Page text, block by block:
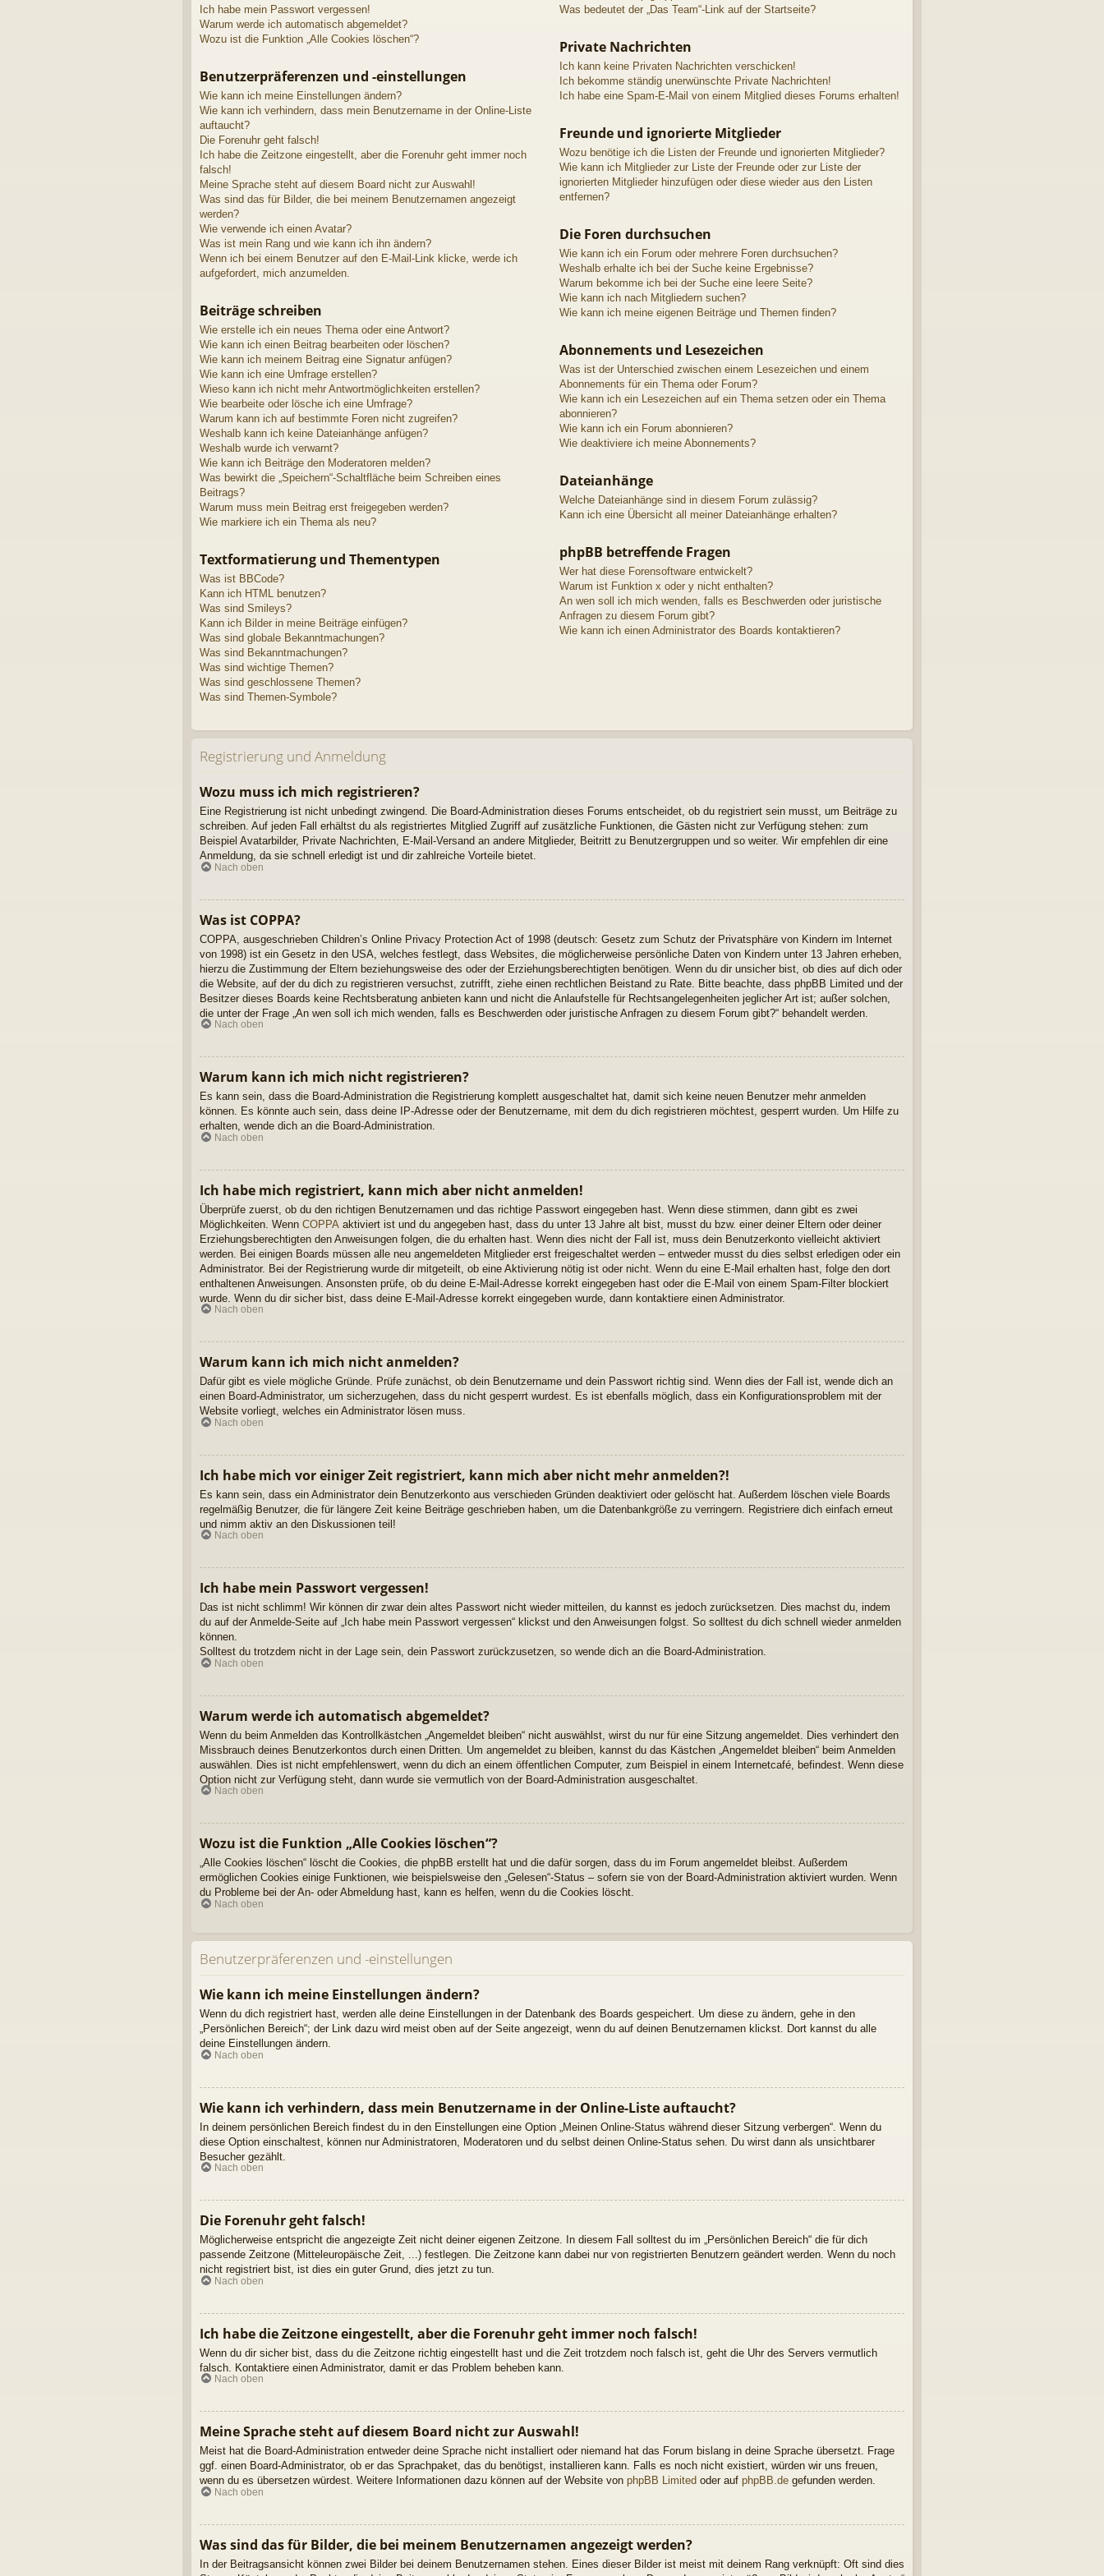
Ich habe mein Passwort vergessen!
Warum werde ich automatisch abgemeldet?
Wozu ist die Funktion „Alle Cookies löschen“?
Benutzerpräferenzen und -einstellungen
Wie kann ich meine Einstellungen ändern?
Wie kann ich verhindern, dass mein Benutzername in der Online-Liste
auftaucht?
Die Forenuhr geht falsch!
Ich habe die Zeitzone eingestellt, aber die Forenuhr geht immer noch
falsch!
Meine Sprache steht auf diesem Board nicht zur Auswahl!
Was sind das für Bilder, die bei meinem Benutzernamen angezeigt
werden?
Wie verwende ich einen Avatar?
Was ist mein Rang und wie kann ich ihn ändern?
Wenn ich bei einem Benutzer auf den E-Mail-Link klicke, werde ich
aufgefordert, mich anzumelden.
Beiträge schreiben
Wie erstelle ich ein neues Thema oder eine Antwort?
Wie kann ich einen Beitrag bearbeiten oder löschen?
Wie kann ich meinem Beitrag eine Signatur anfügen?
Wie kann ich eine Umfrage erstellen?
Wieso kann ich nicht mehr Antwortmöglichkeiten erstellen?
Wie bearbeite oder lösche ich eine Umfrage?
Warum kann ich auf bestimmte Foren nicht zugreifen?
Weshalb kann ich keine Dateianhänge anfügen?
Weshalb wurde ich verwarnt?
Wie kann ich Beiträge den Moderatoren melden?
Was bewirkt die „Speichern“-Schaltfläche beim Schreiben eines
Beitrags?
Warum muss mein Beitrag erst freigegeben werden?
Wie markiere ich ein Thema als neu?
Textformatierung und Thementypen
Was ist BBCode?
Kann ich HTML benutzen?
Was sind Smileys?
Kann ich Bilder in meine Beiträge einfügen?
Was sind globale Bekanntmachungen?
Was sind Bekanntmachungen?
Was sind wichtige Themen?
Was sind geschlossene Themen?
Was sind Themen-Symbole?
Was bedeutet der „Das Team“-Link auf der Startseite?
Private Nachrichten
Ich kann keine Privaten Nachrichten verschicken!
Ich bekomme ständig unerwünschte Private Nachrichten!
Ich habe eine Spam-E-Mail von einem Mitglied dieses Forums erhalten!
Freunde und ignorierte Mitglieder
Wozu benötige ich die Listen der Freunde und ignorierten Mitglieder?
Wie kann ich Mitglieder zur Liste der Freunde oder zur Liste der
ignorierten Mitglieder hinzufügen oder diese wieder aus den Listen
entfernen?
Die Foren durchsuchen
Wie kann ich ein Forum oder mehrere Foren durchsuchen?
Weshalb erhalte ich bei der Suche keine Ergebnisse?
Warum bekomme ich bei der Suche eine leere Seite?
Wie kann ich nach Mitgliedern suchen?
Wie kann ich meine eigenen Beiträge und Themen finden?
Abonnements und Lesezeichen
Was ist der Unterschied zwischen einem Lesezeichen und einem
Abonnements für ein Thema oder Forum?
Wie kann ich ein Lesezeichen auf ein Thema setzen oder ein Thema
abonnieren?
Wie kann ich ein Forum abonnieren?
Wie deaktiviere ich meine Abonnements?
Dateianhänge
Welche Dateianhänge sind in diesem Forum zulässig?
Kann ich eine Übersicht all meiner Dateianhänge erhalten?
phpBB betreffende Fragen
Wer hat diese Forensoftware entwickelt?
Warum ist Funktion x oder y nicht enthalten?
An wen soll ich mich wenden, falls es Beschwerden oder juristische
Anfragen zu diesem Forum gibt?
Wie kann ich einen Administrator des Boards kontaktieren?
Registrierung und Anmeldung
Wozu muss ich mich registrieren?
Eine Registrierung ist nicht unbedingt zwingend. Die Board-Administration dieses Forums entscheidet, ob du registriert sein musst, um Beiträge zu
schreiben. Auf jeden Fall erhältst du als registriertes Mitglied Zugriff auf zusätzliche Funktionen, die Gästen nicht zur Verfügung stehen: zum
Beispiel Avatarbilder, Private Nachrichten, E-Mail-Versand an andere Mitglieder, Beitritt zu Benutzergruppen und so weiter. Wir empfehlen dir eine
Anmeldung, da sie schnell erledigt ist und dir zahlreiche Vorteile bietet.
Nach oben
Was ist COPPA?
COPPA, ausgeschrieben Children’s Online Privacy Protection Act of 1998 (deutsch: Gesetz zum Schutz der Privatsphäre von Kindern im Internet
von 1998) ist ein Gesetz in den USA, welches festlegt, dass Websites, die möglicherweise persönliche Daten von Kindern unter 13 Jahren erheben,
hierzu die Zustimmung der Eltern beziehungsweise des oder der Erziehungsberechtigten benötigen. Wenn du dir unsicher bist, ob dies auf dich oder
die Website, auf der du dich zu registrieren versuchst, zutrifft, ziehe einen rechtlichen Beistand zu Rate. Bitte beachte, dass phpBB Limited und der
Besitzer dieses Boards keine Rechtsberatung anbieten kann und nicht die Anlaufstelle für Rechtsangelegenheiten jeglicher Art ist; außer solchen,
die unter der Frage „An wen soll ich mich wenden, falls es Beschwerden oder juristische Anfragen zu diesem Forum gibt?“ behandelt werden.
Nach oben
Warum kann ich mich nicht registrieren?
Es kann sein, dass die Board-Administration die Registrierung komplett ausgeschaltet hat, damit sich keine neuen Benutzer mehr anmelden
können. Es könnte auch sein, dass deine IP-Adresse oder der Benutzername, mit dem du dich registrieren möchtest, gesperrt wurden. Um Hilfe zu
erhalten, wende dich an die Board-Administration.
Nach oben
Ich habe mich registriert, kann mich aber nicht anmelden!
Überprüfe zuerst, ob du den richtigen Benutzernamen und das richtige Passwort eingegeben hast. Wenn diese stimmen, dann gibt es zwei
Möglichkeiten. Wenn COPPA aktiviert ist und du angegeben hast, dass du unter 13 Jahre alt bist, musst du bzw. einer deiner Eltern oder deiner
Erziehungsberechtigten den Anweisungen folgen, die du erhalten hast. Wenn dies nicht der Fall ist, muss dein Benutzerkonto vielleicht aktiviert
werden. Bei einigen Boards müssen alle neu angemeldeten Mitglieder erst freigeschaltet werden – entweder musst du dies selbst erledigen oder ein
Administrator. Bei der Registrierung wurde dir mitgeteilt, ob eine Aktivierung nötig ist oder nicht. Wenn du eine E-Mail erhalten hast, folge den dort
enthaltenen Anweisungen. Ansonsten prüfe, ob du deine E-Mail-Adresse korrekt eingegeben hast oder die E-Mail von einem Spam-Filter blockiert
wurde. Wenn du dir sicher bist, dass deine E-Mail-Adresse korrekt eingegeben wurde, dann kontaktiere einen Administrator.
Nach oben
Warum kann ich mich nicht anmelden?
Dafür gibt es viele mögliche Gründe. Prüfe zunächst, ob dein Benutzername und dein Passwort richtig sind. Wenn dies der Fall ist, wende dich an
einen Board-Administrator, um sicherzugehen, dass du nicht gesperrt wurdest. Es ist ebenfalls möglich, dass ein Konfigurationsproblem mit der
Website vorliegt, welches ein Administrator lösen muss.
Nach oben
Ich habe mich vor einiger Zeit registriert, kann mich aber nicht mehr anmelden?!
Es kann sein, dass ein Administrator dein Benutzerkonto aus verschieden Gründen deaktiviert oder gelöscht hat. Außerdem löschen viele Boards
regelmäßig Benutzer, die für längere Zeit keine Beiträge geschrieben haben, um die Datenbankgröße zu verringern. Registriere dich einfach erneut
und nimm aktiv an den Diskussionen teil!
Nach oben
Ich habe mein Passwort vergessen!
Das ist nicht schlimm! Wir können dir zwar dein altes Passwort nicht wieder mitteilen, du kannst es jedoch zurücksetzen. Dies machst du, indem
du auf der Anmelde-Seite auf „Ich habe mein Passwort vergessen“ klickst und den Anweisungen folgst. So solltest du dich schnell wieder anmelden
können.
Solltest du trotzdem nicht in der Lage sein, dein Passwort zurückzusetzen, so wende dich an die Board-Administration.
Nach oben
Warum werde ich automatisch abgemeldet?
Wenn du beim Anmelden das Kontrollkästchen „Angemeldet bleiben“ nicht auswählst, wirst du nur für eine Sitzung angemeldet. Dies verhindert den
Missbrauch deines Benutzerkontos durch einen Dritten. Um angemeldet zu bleiben, kannst du das Kästchen „Angemeldet bleiben“ beim Anmelden
auswählen. Dies ist nicht empfehlenswert, wenn du dich an einem öffentlichen Computer, zum Beispiel in einem Internetcafé, befindest. Wenn diese
Option nicht zur Verfügung steht, dann wurde sie vermutlich von der Board-Administration ausgeschaltet.
Nach oben
Wozu ist die Funktion „Alle Cookies löschen“?
„Alle Cookies löschen“ löscht die Cookies, die phpBB erstellt hat und die dafür sorgen, dass du im Forum angemeldet bleibst. Außerdem
ermöglichen Cookies einige Funktionen, wie beispielsweise den „Gelesen“-Status – sofern sie von der Board-Administration aktiviert wurden. Wenn
du Probleme bei der An- oder Abmeldung hast, kann es helfen, wenn du die Cookies löscht.
Nach oben
Benutzerpräferenzen und -einstellungen
Wie kann ich meine Einstellungen ändern?
Wenn du dich registriert hast, werden alle deine Einstellungen in der Datenbank des Boards gespeichert. Um diese zu ändern, gehe in den
„Persönlichen Bereich“; der Link dazu wird meist oben auf der Seite angezeigt, wenn du auf deinen Benutzernamen klickst. Dort kannst du alle
deine Einstellungen ändern.
Nach oben
Wie kann ich verhindern, dass mein Benutzername in der Online-Liste auftaucht?
In deinem persönlichen Bereich findest du in den Einstellungen eine Option „Meinen Online-Status während dieser Sitzung verbergen“. Wenn du
diese Option einschaltest, können nur Administratoren, Moderatoren und du selbst deinen Online-Status sehen. Du wirst dann als unsichtbarer
Besucher gezählt.
Nach oben
Die Forenuhr geht falsch!
Möglicherweise entspricht die angezeigte Zeit nicht deiner eigenen Zeitzone. In diesem Fall solltest du im „Persönlichen Bereich“ die für dich
passende Zeitzone (Mitteleuropäische Zeit, ...) festlegen. Die Zeitzone kann dabei nur von registrierten Benutzern geändert werden. Wenn du noch
nicht registriert bist, ist dies ein guter Grund, dies jetzt zu tun.
Nach oben
Ich habe die Zeitzone eingestellt, aber die Forenuhr geht immer noch falsch!
Wenn du dir sicher bist, dass du die Zeitzone richtig eingestellt hast und die Zeit trotzdem noch falsch ist, geht die Uhr des Servers vermutlich
falsch. Kontaktiere einen Administrator, damit er das Problem beheben kann.
Nach oben
Meine Sprache steht auf diesem Board nicht zur Auswahl!
Meist hat die Board-Administration entweder deine Sprache nicht installiert oder niemand hat das Forum bislang in deine Sprache übersetzt. Frage
ggf. einen Board-Administrator, ob er das Sprachpaket, das du benötigst, installieren kann. Falls es noch nicht existiert, würden wir uns freuen,
wenn du es übersetzen würdest. Weitere Informationen dazu können auf der Website von phpBB Limited oder auf phpBB.de gefunden werden.
Nach oben
Was sind das für Bilder, die bei meinem Benutzernamen angezeigt werden?
In der Beitragsansicht können zwei Bilder bei deinem Benutzernamen stehen. Eines dieser Bilder ist meist mit deinem Rang verknüpft: Oft sind dies